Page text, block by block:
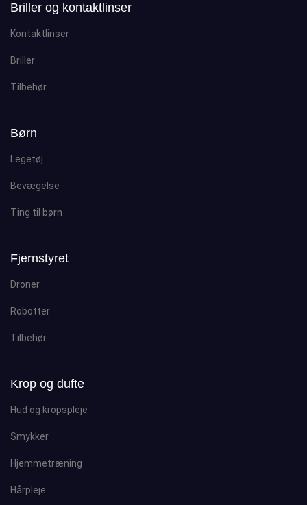
Briller og kontaktlinser
Kontaktlinser
Briller
Tilbehør
Børn
Legetøj
Bevægelse
Ting til børn
Fjernstyret
Droner
Robotter
Tilbehør
Krop og dufte
Hud og kropspleje
Smykker
Hjemmetræning
Hårpleje